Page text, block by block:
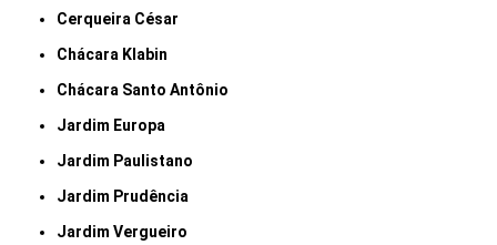
Cerqueira César
Chácara Klabin
Chácara Santo Antônio
Jardim Europa
Jardim Paulistano
Jardim Prudência
Jardim Vergueiro